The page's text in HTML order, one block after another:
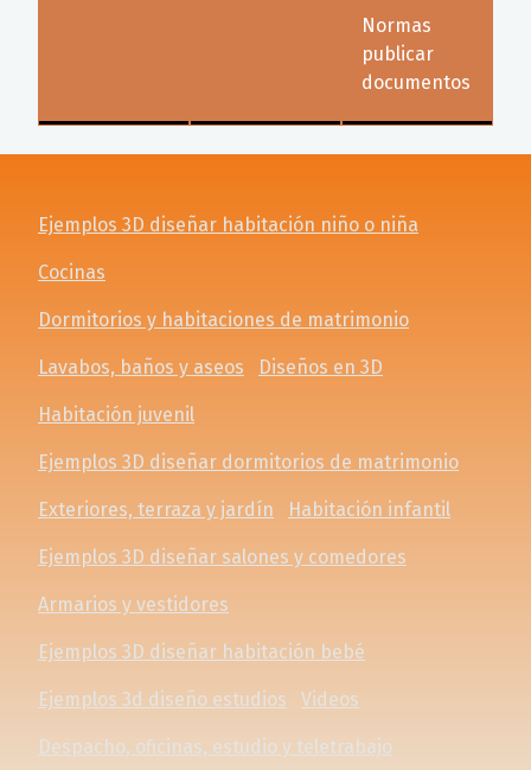
Normas
publicar
documentos
Ejemplos 3D diseñar habitación niño o niña
Cocinas
Dormitorios y habitaciones de matrimonio
Lavabos, baños y aseos Diseños en 3D
Habitación juvenil
Ejemplos 3D diseñar dormitorios de matrimonio
Exteriores, terraza y jardín Habitación infantil
Ejemplos 3D diseñar salones y comedores
Armarios y vestidores
Ejemplos 3D diseñar habitación bebé
Ejemplos 3d diseño estudios Videos
Despacho, oficinas, estudio y teletrabajo